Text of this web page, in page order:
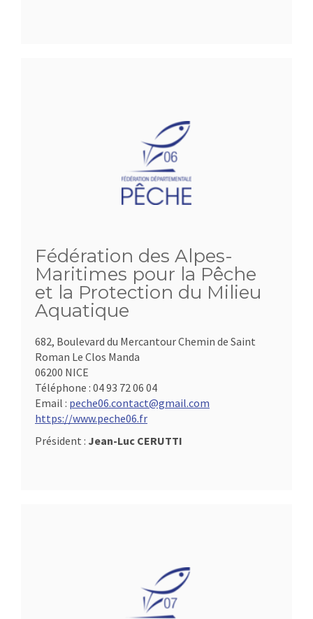
Fédération des Alpes-
Maritimes pour la Pêche
et la Protection du Milieu
Aquatique
682, Boulevard du Mercantour Chemin de Saint
Roman Le Clos Manda
06200 NICE
Téléphone : 04 93 72 06 04
Email : peche06.contact@gmail.com
https://www.peche06.fr
Président : Jean-Luc CERUTTI